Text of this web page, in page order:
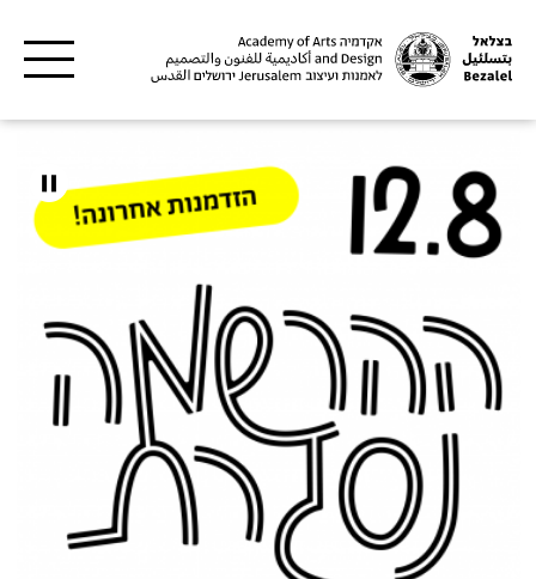
אקדמיה
לאמנות
ועיצוב
ירושלים